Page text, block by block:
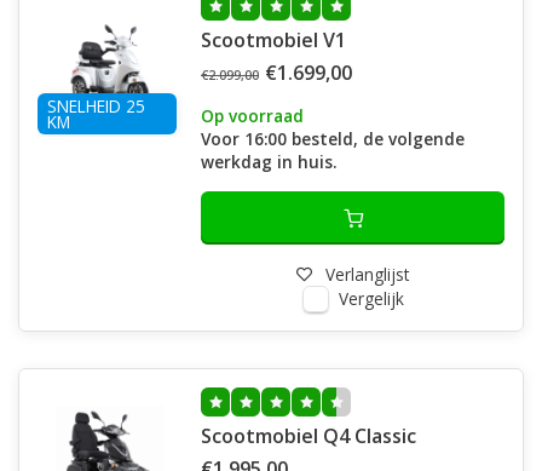
SNELHEID 25
KM
Scootmobiel V1
€2.099,00 €1.699,00
Op voorraad
Voor 16:00 besteld, de volgende
werkdag in huis.
Verlanglijst
Vergelijk
Scootmobiel Q4 Classic